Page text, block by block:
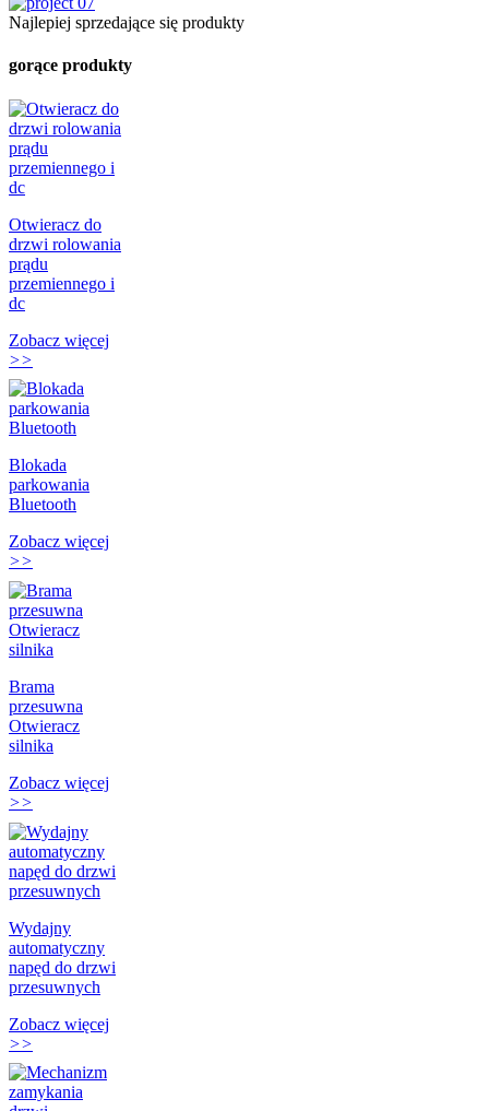
Najlepiej sprzedające się produkty
gorące produkty
Otwieracz do
drzwi rolowania
prądu
przemiennego i
dc
Zobacz więcej
>>
Blokada
parkowania
Bluetooth
Zobacz więcej
>>
Brama
przesuwna
Otwieracz
silnika
Zobacz więcej
>>
Wydajny
automatyczny
napęd do drzwi
przesuwnych
Zobacz więcej
>>